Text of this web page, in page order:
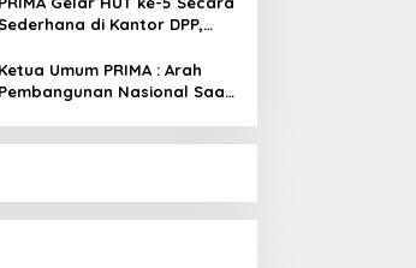
Sederhana di Kantor DPP,
Dimulai dari Istana
Ketua Umum PRIMA : Arah
Pembangunan Nasional Saat